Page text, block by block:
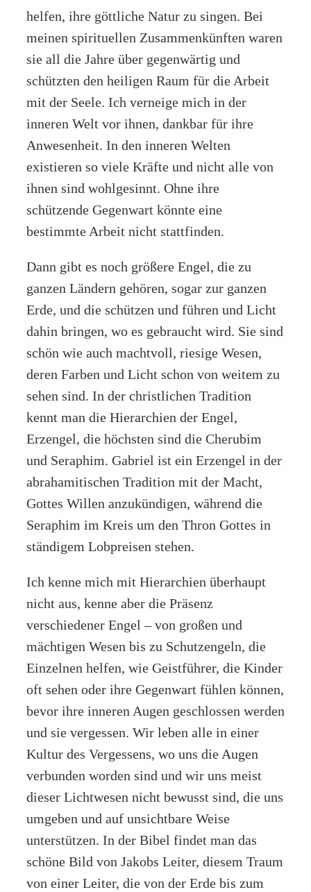
helfen, ihre göttliche Natur zu singen. Bei
meinen spirituellen Zusammenkünften waren
sie all die Jahre über gegenwärtig und
schützten den heiligen Raum für die Arbeit
mit der Seele. Ich verneige mich in der
inneren Welt vor ihnen, dankbar für ihre
Anwesenheit. In den inneren Welten
existieren so viele Kräfte und nicht alle von
ihnen sind wohlgesinnt. Ohne ihre
schützende Gegenwart könnte eine
bestimmte Arbeit nicht stattfinden.
Dann gibt es noch größere Engel, die zu
ganzen Ländern gehören, sogar zur ganzen
Erde, und die schützen und führen und Licht
dahin bringen, wo es gebraucht wird. Sie sind
schön wie auch machtvoll, riesige Wesen,
deren Farben und Licht schon von weitem zu
sehen sind. In der christlichen Tradition
kennt man die Hierarchien der Engel,
Erzengel, die höchsten sind die Cherubim
und Seraphim. Gabriel ist ein Erzengel in der
abrahamitischen Tradition mit der Macht,
Gottes Willen anzukündigen, während die
Seraphim im Kreis um den Thron Gottes in
ständigem Lobpreisen stehen.
Ich kenne mich mit Hierarchien überhaupt
nicht aus, kenne aber die Präsenz
verschiedener Engel – von großen und
mächtigen Wesen bis zu Schutzengeln, die
Einzelnen helfen, wie Geistführer, die Kinder
oft sehen oder ihre Gegenwart fühlen können,
bevor ihre inneren Augen geschlossen werden
und sie vergessen. Wir leben alle in einer
Kultur des Vergessens, wo uns die Augen
verbunden worden sind und wir uns meist
dieser Lichtwesen nicht bewusst sind, die uns
umgeben und auf unsichtbare Weise
unterstützen. In der Bibel findet man das
schöne Bild von Jakobs Leiter, diesem Traum
von einer Leiter, die von der Erde bis zum